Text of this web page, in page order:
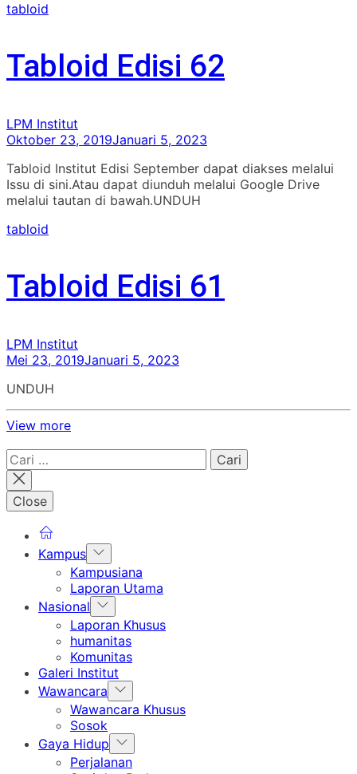
tabloid
Tabloid Edisi 62
LPM Institut
Oktober 23, 2019Januari 5, 2023
Tabloid Institut Edisi September dapat diakses melalui
Issu di sini.Atau dapat diunduh melalui Google Drive
melalui tautan di bawah.UNDUH
tabloid
Tabloid Edisi 61
LPM Institut
Mei 23, 2019Januari 5, 2023
UNDUH
View more
Cari
untuk:
Close
Kampus Show
sub
menu
Kampusiana
Laporan Utama
Nasional Show
sub
menu
Laporan Khusus
humanitas
Komunitas
Galeri Institut
Wawancara Show
sub
Wawancara Khusus
Sosok
Gaya Hidup Show
sub
Perjalanan